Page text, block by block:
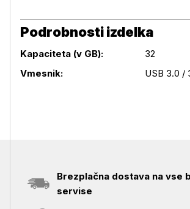
Podrobnosti izdelka
Podrobnosti izdelka
Kapaciteta (v GB):
32
Vmesnik:
USB 3.0 /
Brezplačna dostava na vse
servise